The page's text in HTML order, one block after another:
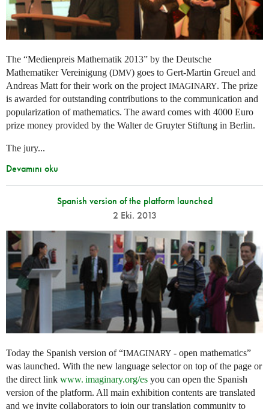
The “Medienpreis Mathematik 2013” by the Deutsche
Mathematiker Vereinigung (DMV) goes to Gert-Martin Greuel and
Andreas Matt for their work on the project IMAGINARY. The prize
is awarded for outstanding contributions to the communication and
popularization of mathematics. The award comes with 4000 Euro
prize money provided by the Walter de Gruyter Stiftung in Berlin.
The jury...
Devamını oku
Spanish version of the platform launched
2 Eki. 2013
Today the Spanish version of “IMAGINARY - open mathematics”
was launched. With the new language selector on top of the page or
the direct link www. imaginary.org/es you can open the Spanish
version of the platform. All main exhibition contents are translated
and we invite collaborators to join our translation community to